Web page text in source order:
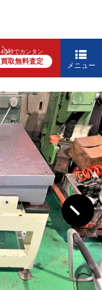
40秒でカンタン
買取無料査定 メニュー